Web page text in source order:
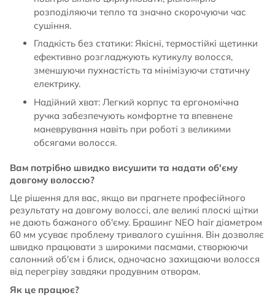
розподіляючи тепло та значно скорочуючи час
сушіння.
Гладкість без статики: Якісні, термостійкі щетинки
ефективно розгладжують кутикулу волосся,
зменшуючи пухнастість та мінімізуючи статичну
електрику.
Надійний хват: Легкий корпус та ергономічна
ручка забезпечують комфортне та впевнене
маневрування навіть при роботі з великими
обсягами волосся.
Вам потрібно швидко висушити та надати об'єму
довгому волоссю?
Це рішення для вас, якщо ви прагнете професійного
результату на довгому волоссі, але великі плоскі щітки
не дають бажаного об'єму. Брашинг NEO hair діаметром
60 мм усуває проблему тривалого сушіння. Він дозволяє
швидко працювати з широкими пасмами, створюючи
салонний об'єм і блиск, одночасно захищаючи волосся
від перегріву завдяки продувним отворам.
Як це працює?